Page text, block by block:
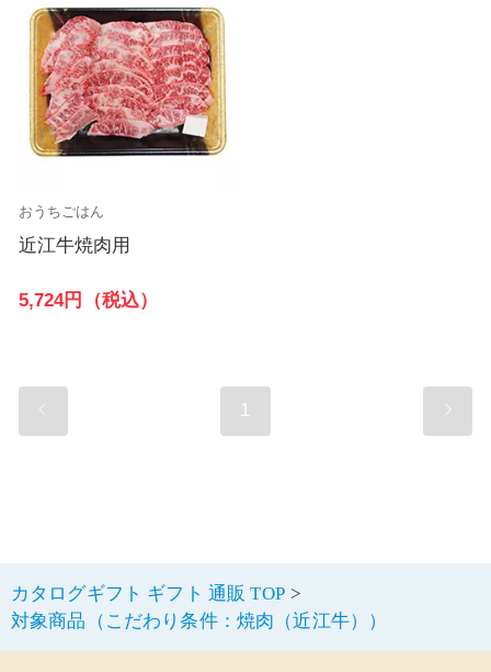
おうちごはん
近江牛焼肉用
5,724円（税込）
1
カタログギフト ギフト 通販 TOP
対象商品（こだわり条件：焼肉（近江牛））